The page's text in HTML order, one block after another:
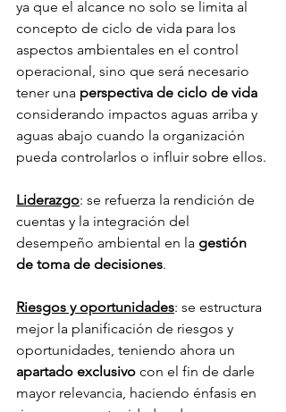
ya que el alcance no solo se limita al
concepto de ciclo de vida para los
aspectos ambientales en el control
operacional, sino que será necesario
tener una perspectiva de ciclo de vida
considerando impactos aguas arriba y
aguas abajo cuando la organización
pueda controlarlos o influir sobre ellos.
Liderazgo: se refuerza la rendición de
cuentas y la integración del
desempeño ambiental en la gestión
de toma de decisiones.
Riesgos y oportunidades: se estructura
mejor la planificación de riesgos y
oportunidades, teniendo ahora un
apartado exclusivo con el fin de darle
mayor relevancia, haciendo énfasis en